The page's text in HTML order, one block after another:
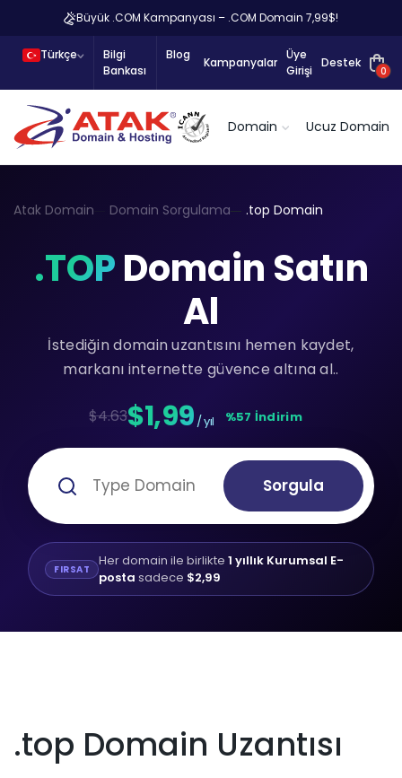
Büyük .COM Kampanyası – .COM Domain 7,99$!
Türkçe
Bilgi
Bankası
Blog
Kampanyalar
Üye
Girişi
Destek
0
Domain Ucuz Domain
Atak Domain Domain Sorgulama .top Domain
.TOPDomain Satın
Al
İstediğin domain uzantısını hemen kaydet,
markanı internette güvence altına al..
$4.63$1,99 / yıl %57 İndirim
Sorgula
FIRSAT Her domain ile birlikte 1 yıllık Kurumsal E-
posta sadece $2,99
.top Domain Uzantısı